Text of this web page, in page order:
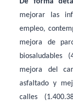
mejorar las
empleo,
mejora de
biosaludables
mejora del
asfaltado y
calles